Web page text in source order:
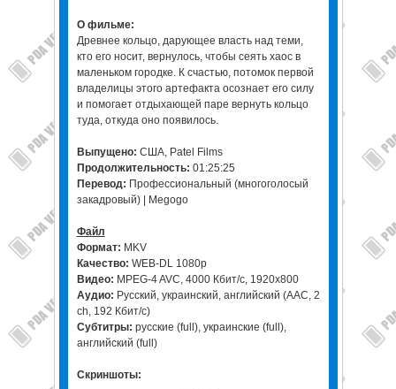
О фильме:
Древнее кольцо, дарующее власть над теми,
кто его носит, вернулось, чтобы сеять хаос в
маленьком городке. К счастью, потомок первой
владелицы этого артефакта осознает его силу
и помогает отдыхающей паре вернуть кольцо
туда, откуда оно появилось.
Выпущено: США, Patel Films
Продолжительность: 01:25:25
Перевод: Профессиональный (многоголосый
закадровый) | Megogo
Файл
Формат: MKV
Качество: WEB-DL 1080p
Видео: MPEG-4 AVC, 4000 Кбит/с, 1920x800
Аудио: Русский, украинский, английский (AAC, 2
ch, 192 Кбит/с)
Субтитры: русские (full), украинские (full),
английский (full)
Скриншоты: